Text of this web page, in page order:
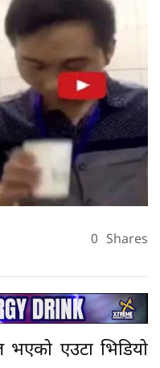
0 Shares
एउटा भिडियो